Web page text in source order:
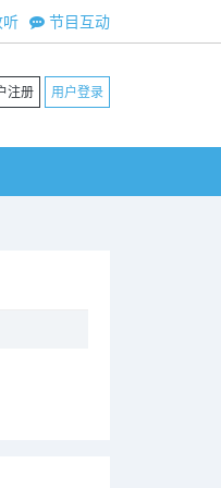
节目互动
注册 用户登录